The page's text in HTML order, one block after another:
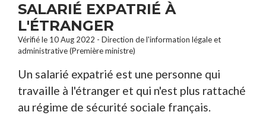
SALARIÉ EXPATRIÉ À
L'ÉTRANGER
Vérifié le 10 Aug 2022 - Direction de l'information légale et
administrative (Première ministre)
Un salarié expatrié est une personne qui
travaille à l'étranger et qui n'est plus rattaché
au régime de sécurité sociale français.